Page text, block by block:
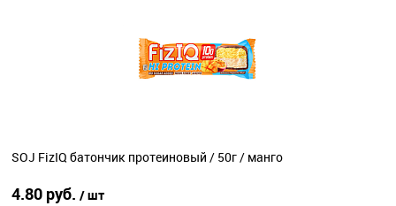
SOJ FizIQ батончик протеиновый / 50г / манго
4.80 руб. / шт